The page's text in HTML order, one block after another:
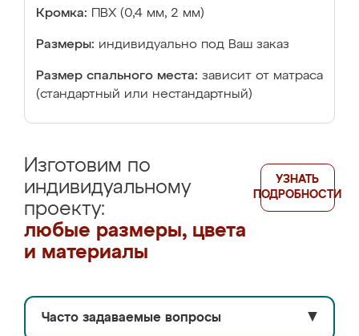
Кромка: ПВХ (0,4 мм, 2 мм)
Размеры: индивидуально под Ваш заказ
Размер спального места: зависит от матраса
(стандартный или нестандартный)
Изготовим по
индивидуальному
проекту:
любые размеры, цвета
и материалы
УЗНАТЬ
ПОДРОБНОСТИ
Часто задаваемые вопросы ▼